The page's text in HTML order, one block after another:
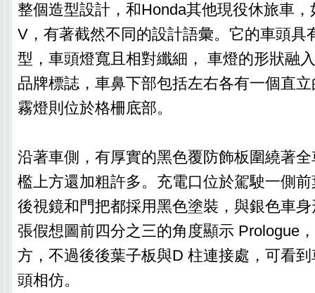
整個造型設計，和Honda其他現役休旅車
V，有著截然不同的設計語彙。它的車頭具
型，車頭燈寬且相對纖細， 車燈的形狀融
品牌標誌，車鼻下部包括左右各有一個直
霧燈則位於格柵底部。
沿著車側，有厚實的黑色覆防飾板圍繞著
檻上方還加粗許多。充電口位於駕駛一側
後視鏡和門把都採用黑色塗裝，與銀色車
張假想圖前四分之三的角度顯示 Prologue
方，不過後後葉子板與D 柱連接處，可看
頭相仿。